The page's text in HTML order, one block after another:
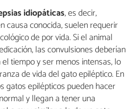
idiopáticas, es decir,
causa conocida, suelen requerir
de por vida. Si el animal
las convulsiones deberían
tiempo y ser menos intensas, lo
de vida del gato epiléptico. En
gatos epilépticos pueden hacer
y llegan a tener una